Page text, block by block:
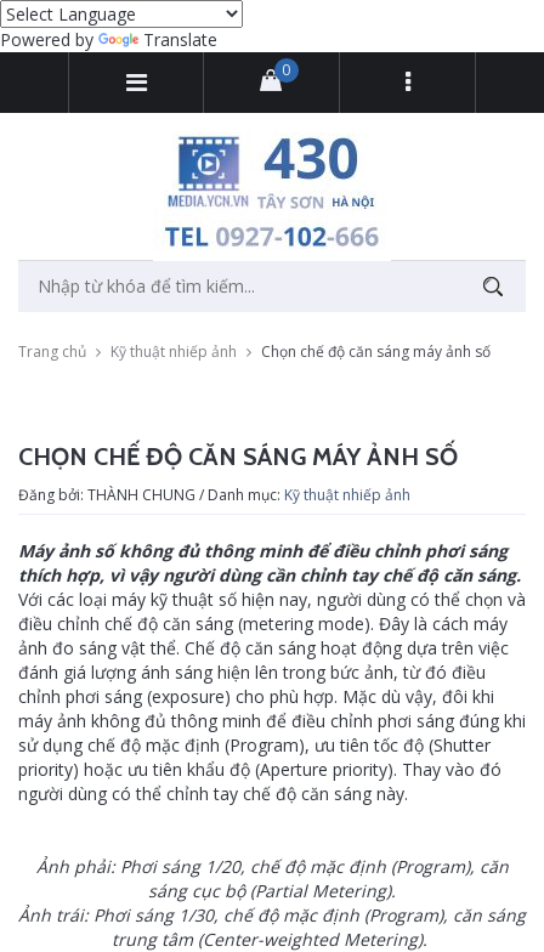
Powered by Translate
0
Trang chủ Kỹ thuật nhiếp ảnh Chọn chế độ căn sáng máy ảnh số
CHỌN CHẾ ĐỘ CĂN SÁNG MÁY ẢNH SỐ
Đăng bởi: THÀNH CHUNG / Danh mục: Kỹ thuật nhiếp ảnh
Máy ảnh số không đủ thông minh để điều chỉnh phơi sáng
thích hợp, vì vậy người dùng cần chỉnh tay chế độ căn sáng.
Với các loại máy kỹ thuật số hiện nay, người dùng có thể chọn và
điều chỉnh chế độ căn sáng (metering mode). Đây là cách máy
ảnh đo sáng vật thể. Chế độ căn sáng hoạt động dựa trên việc
đánh giá lượng ánh sáng hiện lên trong bức ảnh, từ đó điều
chỉnh phơi sáng (exposure) cho phù hợp. Mặc dù vậy, đôi khi
máy ảnh không đủ thông minh để điều chỉnh phơi sáng đúng khi
sử dụng chế độ mặc định (Program), ưu tiên tốc độ (Shutter
priority) hoặc ưu tiên khẩu độ (Aperture priority). Thay vào đó
người dùng có thể chỉnh tay chế độ căn sáng này.
Ảnh phải: Phơi sáng 1/20, chế độ mặc định (Program), căn
sáng cục bộ (Partial Metering).
Ảnh trái: Phơi sáng 1/30, chế độ mặc định (Program), căn sáng
trung tâm (Center-weighted Metering).